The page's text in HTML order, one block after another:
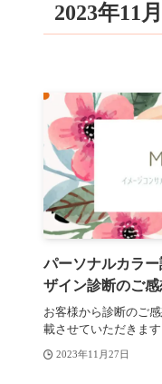
2023年11月
パーソナルカラ
ザイン診断のご
お客様から診断のご
載させていただきます
2023年11月27日